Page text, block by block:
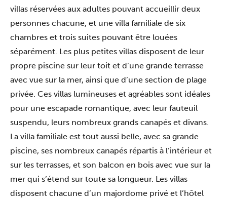
villas réservées aux adultes pouvant accueillir deux
personnes chacune, et une villa familiale de six
chambres et trois suites pouvant être louées
séparément. Les plus petites villas disposent de leur
propre piscine sur leur toit et d’une grande terrasse
avec vue sur la mer, ainsi que d’une section de plage
privée. Ces villas lumineuses et agréables sont idéales
pour une escapade romantique, avec leur fauteuil
suspendu, leurs nombreux grands canapés et divans.
La villa familiale est tout aussi belle, avec sa grande
piscine, ses nombreux canapés répartis à l’intérieur et
sur les terrasses, et son balcon en bois avec vue sur la
mer qui s’étend sur toute sa longueur. Les villas
disposent chacune d’un majordome privé et l’hôtel